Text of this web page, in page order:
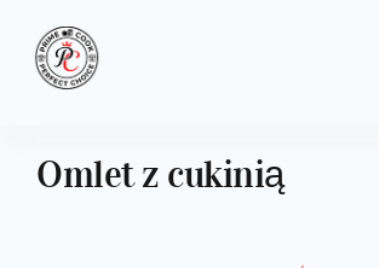
content
Przepisy
Omlet z cukinią